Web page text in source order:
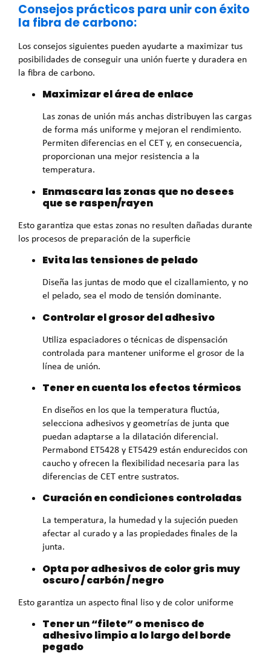
Consejos prácticos para unir con éxito
la fibra de carbono:
Los consejos siguientes pueden ayudarte a maximizar tus
posibilidades de conseguir una unión fuerte y duradera en
la fibra de carbono.
Maximizar el área de enlace
Las zonas de unión más anchas distribuyen las cargas
de forma más uniforme y mejoran el rendimiento.
Permiten diferencias en el CET y, en consecuencia,
proporcionan una mejor resistencia a la
temperatura.
Enmascara las zonas que no desees
que se raspen/rayen
Esto garantiza que estas zonas no resulten dañadas durante
los procesos de preparación de la superficie
Evita las tensiones de pelado
Diseña las juntas de modo que el cizallamiento, y no
el pelado, sea el modo de tensión dominante.
Controlar el grosor del adhesivo
Utiliza espaciadores o técnicas de dispensación
controlada para mantener uniforme el grosor de la
línea de unión.
Tener en cuenta los efectos térmicos
En diseños en los que la temperatura fluctúa,
selecciona adhesivos y geometrías de junta que
puedan adaptarse a la dilatación diferencial.
Permabond ET5428 y ET5429 están endurecidos con
caucho y ofrecen la flexibilidad necesaria para las
diferencias de CET entre sustratos.
Curación en condiciones controladas
La temperatura, la humedad y la sujeción pueden
afectar al curado y a las propiedades finales de la
junta.
Opta por adhesivos de color gris muy
oscuro / carbón / negro
Esto garantiza un aspecto final liso y de color uniforme
Tener un “filete” o menisco de
adhesivo limpio a lo largo del borde
pegado